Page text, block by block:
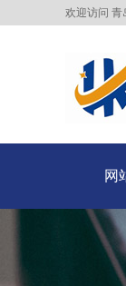
欢迎访问 青
网
网